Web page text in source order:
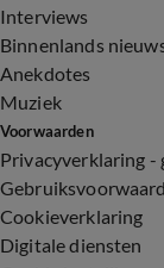
Interviews
Binnenlands
Anekdotes
Muziek
Voorwaarden
Privacyverklaring -
Cookieverklaring
Digitale diensten